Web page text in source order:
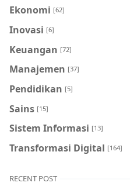
Ekonomi [62]
Inovasi [6]
Keuangan [72]
Manajemen [37]
Pendidikan [5]
Sains [15]
Sistem Informasi [13]
Transformasi Digital [164]
RECENT POST